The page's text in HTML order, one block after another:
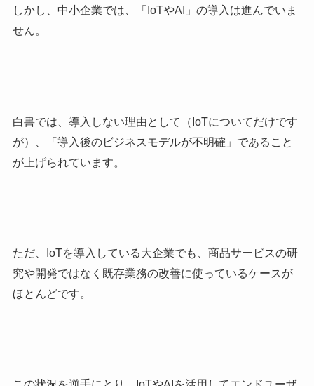
しかし、中小企業では、「IoTやAI」の導入は進んでいま
せん。
白書では、導入しない理由として（IoTについてだけです
が）、「導入後のビジネスモデルが不明確」であること
が上げられています。
ただ、IoTを導入している大企業でも、商品サービスの研
究や開発ではなく既存業務の改善に使っているケースが
ほとんどです。